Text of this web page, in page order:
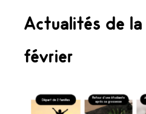
Actualités de
février